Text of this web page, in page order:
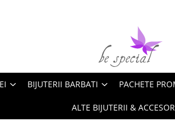
BIJUTERII BARBATI PACHETE
ALTE BIJUTERII &